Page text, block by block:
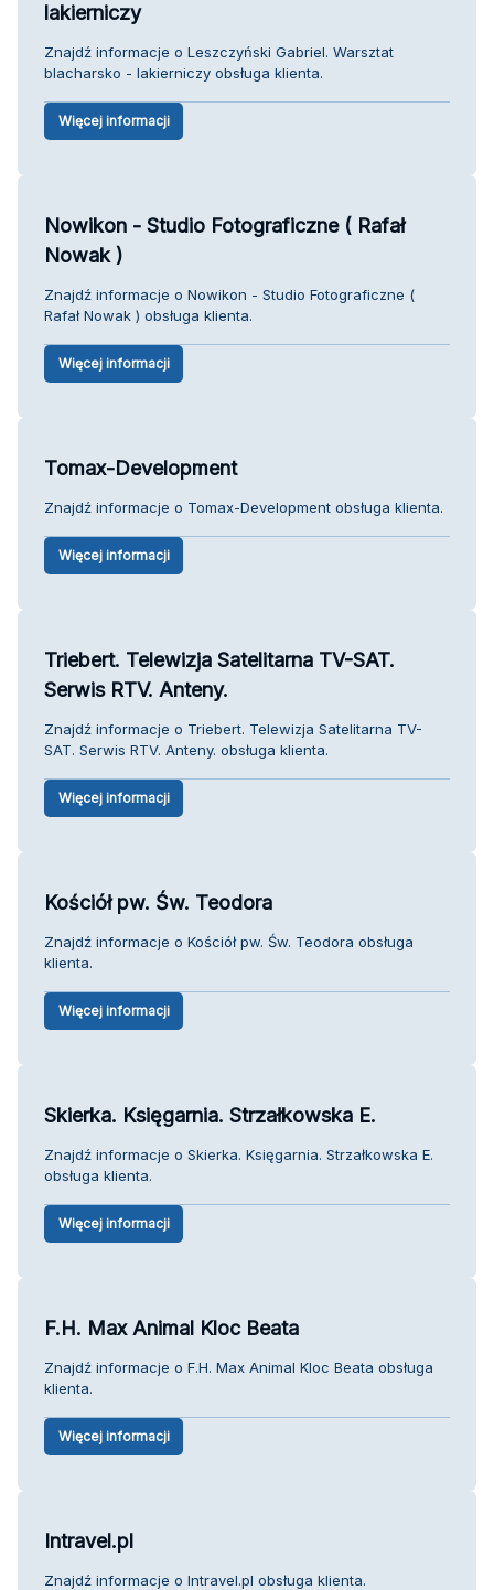
lakierniczy
Znajdź informacje o Leszczyński Gabriel. Warsztat
blacharsko - lakierniczy obsługa klienta.
Więcej informacji
Nowikon - Studio Fotograficzne ( Rafał
Nowak )
Znajdź informacje o Nowikon - Studio Fotograficzne (
Rafał Nowak ) obsługa klienta.
Więcej informacji
Tomax-Development
Znajdź informacje o Tomax-Development obsługa klienta.
Więcej informacji
Triebert. Telewizja Satelitarna TV-SAT.
Serwis RTV. Anteny.
Znajdź informacje o Triebert. Telewizja Satelitarna TV-
SAT. Serwis RTV. Anteny. obsługa klienta.
Więcej informacji
Kościół pw. Św. Teodora
Znajdź informacje o Kościół pw. Św. Teodora obsługa
klienta.
Więcej informacji
Skierka. Księgarnia. Strzałkowska E.
Znajdź informacje o Skierka. Księgarnia. Strzałkowska E.
obsługa klienta.
Więcej informacji
F.H. Max Animal Kloc Beata
Znajdź informacje o F.H. Max Animal Kloc Beata obsługa
klienta.
Więcej informacji
Intravel.pl
Znajdź informacje o Intravel.pl obsługa klienta.